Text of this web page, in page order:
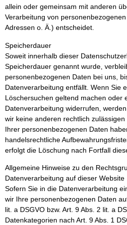
allein oder gemeinsam mit anderen
Verarbeitung von
Adressen o. Ä.) entscheidet.
Speicherdauer
Soweit innerhalb dieser
Speicherdauer genannt wurde,
personenbezogenen Daten bei uns,
Datenverarbeitung entfällt. Wenn Sie
Löschersuchen geltend machen oder
Datenverarbeitung widerrufen,
wir keine anderen rechtlich
Ihrer personenbezogenen Daten
handelsrechtliche
erfolgt die Löschung nach Fortfall
Allgemeine Hinweise zu den
Datenverarbeitung auf dieser Website
Sofern Sie in die Datenverarbeitung
wir Ihre personenbezogenen Daten
lit. a DSGVO bzw. Art. 9 Abs. 2 lit. a
Datenkategorien nach Art. 9 Abs. 1